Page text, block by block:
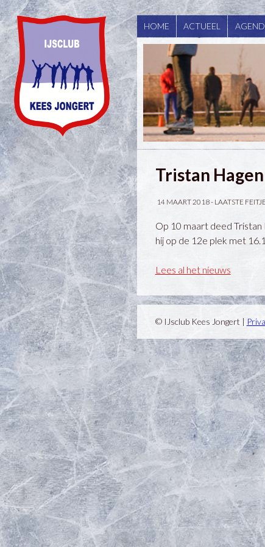
HOME ACTUEEL
Tristan
14 MAART 2018 - LAATSTE
Op 10 maart deed Tristan
hij op de 12e plek met
Lees al het nieuws
© IJsclub Kees Jongert |